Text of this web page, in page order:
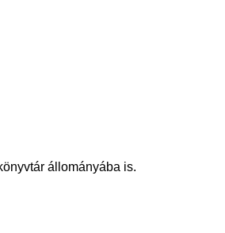
állományába is.